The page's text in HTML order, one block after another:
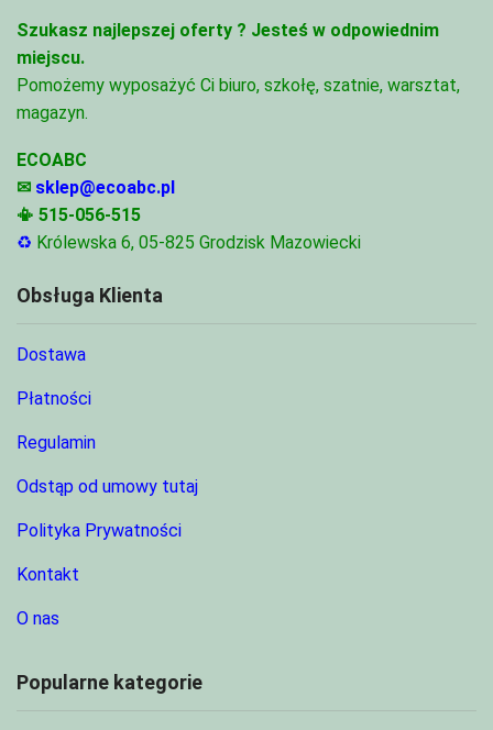
Szukasz najlepszej oferty ? Jesteś w odpowiednim
miejscu.
Pomożemy wyposażyć Ci biuro, szkołę, szatnie, warsztat,
magazyn.
ECOABC
✉ sklep@ecoabc.pl
📳 515-056-515
♻ Królewska 6, 05-825 Grodzisk Mazowiecki
Obsługa Klienta
Dostawa
Płatności
Regulamin
Odstąp od umowy tutaj
Polityka Prywatności
Kontakt
O nas
Popularne kategorie